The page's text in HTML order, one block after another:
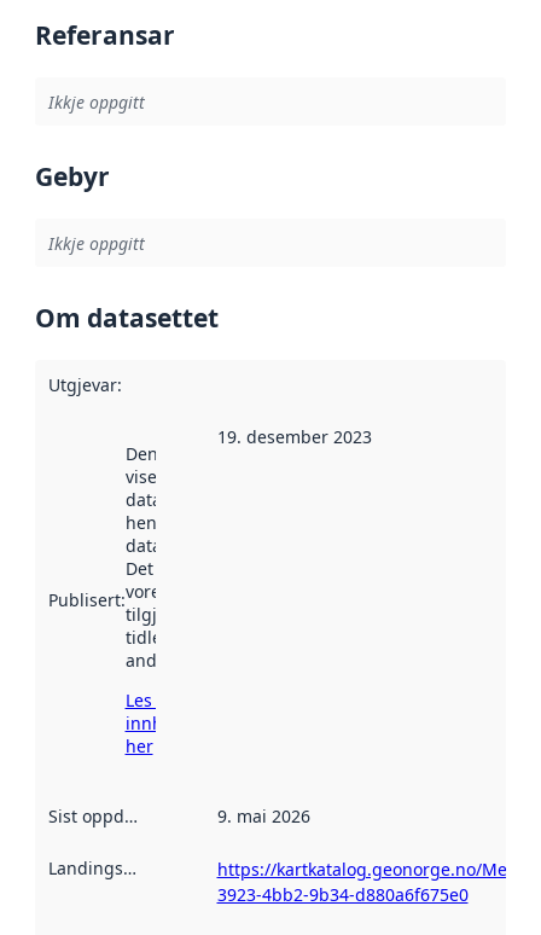
Referansar
Ikkje oppgitt
Gebyr
Ikkje oppgitt
Om datasettet
Utgjevar:
Publisert:
Denne datoen
viser når
datasettet vart
henta inn av
data.norge.no.
Det kan ha
vore
tilgjengeleg
tidlegare
andre stader.
Les meir om
innhenting
her
19. desember 2023
Sist oppdatert 9. mai 2026
Landingsside
https://kartkatalog.geonorge.no/
3923-4bb2-9b34-d880a6f675e0